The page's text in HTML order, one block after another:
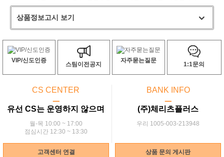
상품정보고시 보기
VIP/신도인증
스팀이전공지
자주묻는질문
1:1문의
CS CENTER
ㅡ
유선 CS는 운영하지 않으며
월-목 10:00 ~ 17:00
점심시간 12:30 ~ 13:30
BANK INFO
ㅡ
(주)체리츠플러스
우리 1005-003-213948
고객센터 연결 상품 문의 게시판